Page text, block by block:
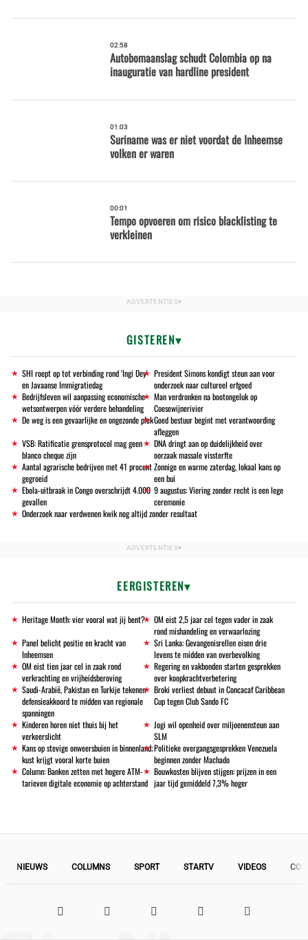
02:58
Autobomaanslag schudt Colombia op na
inauguratie van hardline president
01:03
Suriname was er niet voordat de Inheemse
volken er waren
00:01
Tempo opvoeren om risico blacklisting te
verkleinen
GISTEREN
SHI roept op tot verbinding rond 'Ingi Dey'
en Javaanse Immigratiedag
President Simons kondigt steun aan voor
onderzoek naar cultureel erfgoed
Bedrijfsleven wil aanpassing economische
wetsontwerpen vóór verdere behandeling
Man verdronken na bootongeluk op
Coesewijnerivier
De weg is een gevaarlijke en ongezonde plekGoed bestuur begint met verantwoording
afleggen
VSB: Ratificatie grensprotocol mag geen
blanco cheque zijn
DNA dringt aan op duidelijkheid over
oorzaak massale vissterfte
Aantal agrarische bedrijven met 41 procent
gegroeid
Zonnige en warme zaterdag, lokaal kans op
een bui
Ebola-uitbraak in Congo overschrijdt 4.000
gevallen
9 augustus: Viering zonder recht is een lege
ceremonie
Onderzoek naar verdwenen kwik nog altijd zonder resultaat
EERGISTEREN
Heritage Month: vier vooral wat jij bent?
OM eist 2,5 jaar cel tegen vader in zaak
rond mishandeling en verwaarlozing
Panel belicht positie en kracht van
Inheemsen
Sri Lanka: Gevangenisrellen eisen drie
levens te midden van overbevolking
OM eist tien jaar cel in zaak rond
verkrachting en vrijheidsberoving
Regering en vakbonden starten gesprekken
over koopkrachtverbetering
Saudi-Arabië, Pakistan en Turkije tekenen
defensieakkoord te midden van regionale
spanningen
Broki verliest debuut in Concacaf Caribbean
Cup tegen Club Sando FC
Kinderen horen niet thuis bij het
verkeerslicht
Jogi wil openheid over miljoenensteun aan
SLM
Kans op stevige onweersbuien in binnenland;
kust krijgt vooral korte buien
Politieke overgangsgesprekken Venezuela
beginnen zonder Machado
Column: Banken zetten met hogere ATM-
tarieven digitale economie op achterstand
Bouwkosten blijven stijgen: prijzen in een
jaar tijd gemiddeld 7,3% hoger
NIEUWS COLUMNS SPORT STARTV VIDEOS